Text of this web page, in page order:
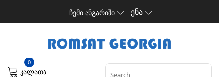
ჩემი ანგარიში ენა
0
კალათა